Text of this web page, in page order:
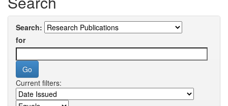
Search:
for
Current filters: